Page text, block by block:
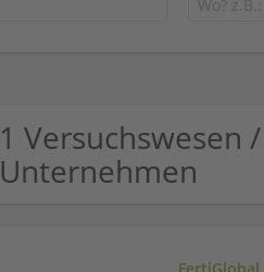
1 Versuchswesen
Unternehmen